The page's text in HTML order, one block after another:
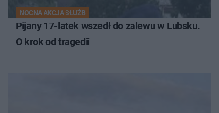
NOCNA AKCJA SŁUŻB
Pijany 17-latek wszedł do zalewu w Lubsku.
O krok od tragedii